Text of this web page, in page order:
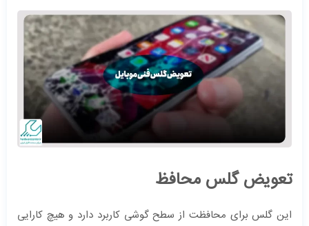
تعویض گلس محافظ
این گلس برای محافظت از سطح گوشی کاربرد دارد و هیچ کارایی